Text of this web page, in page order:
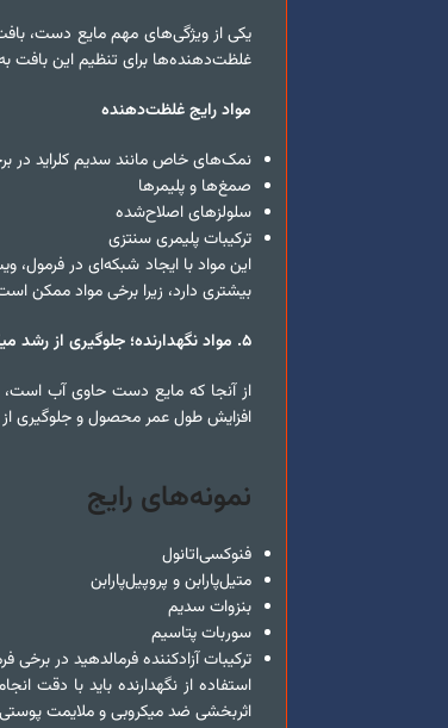
یکی از ویژگی‌های مهم مایع دست،
غلظت‌دهنده‌ها برای تنظیم این بافت
مواد رایج غلظت‌دهنده
نمک‌های خاص مانند سدیم کلراید در
صمغ‌ها و پلیمرها
سلولزهای اصلاح‌شده
ترکیبات پلیمری سنتزی
این مواد با ایجاد شبکه‌ای در
بیشتری دارد، زیرا برخی مواد
۵. مواد نگهدارنده؛ جلوگیری از رشد
از آنجا که مایع دست حاوی آب است،
افزایش طول عمر محصول و جلوگیری از
نمونه‌های رایج
فنوکسی‌اتانول
متیل‌پارابن و پروپیل‌پارابن
بنزوات سدیم
سوربات پتاسیم
ترکیبات آزادکننده فرمالدهید در
استفاده از نگهدارنده باید با دقت
اثربخشی ضد میکروبی و ملایمت پوستی